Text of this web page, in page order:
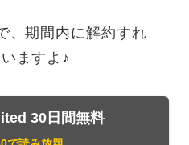
、期間内に解約すれ
ますよ♪
30日間無料